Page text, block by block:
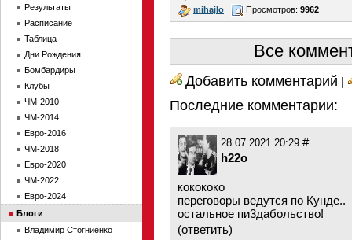
mihajlo
Просмотров: 9962
Все
Добавить комментарий |
Последние комментарии:
28.07.2021 20:29 #
h22o
кокококо
переговоры ведутся по Кунде..
остальное пи3дабольство!
(ответить)
Результаты
Расписание
Таблица
Дни Рождения
Бомбардиры
Клубы
ЧМ-2010
ЧМ-2014
Евро-2016
ЧМ-2018
Евро-2020
ЧМ-2022
Евро-2024
Блоги
Владимир Стогниенко